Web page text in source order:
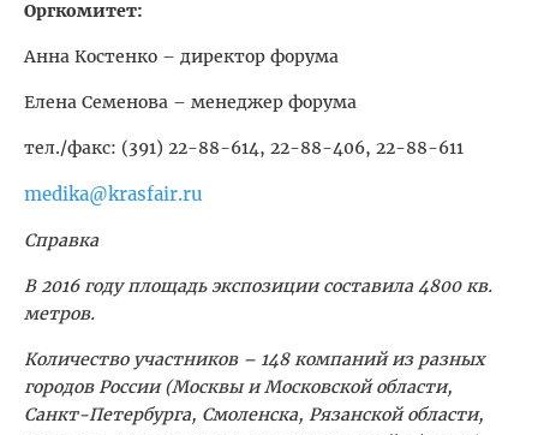
Оргкомитет:
Анна Костенко – директор форума
Елена Семенова – менеджер форума
тел./факс: (391) 22-88-614, 22-88-406, 22-88-611
medika@krasfair.ru
Справка
В 2016 году площадь экспозиции составила 4800 кв.
метров.
Количество участников – 148 компаний из разных
городов России (Москвы и Московской области,
Санкт-Петербурга, Смоленска, Рязанской области,